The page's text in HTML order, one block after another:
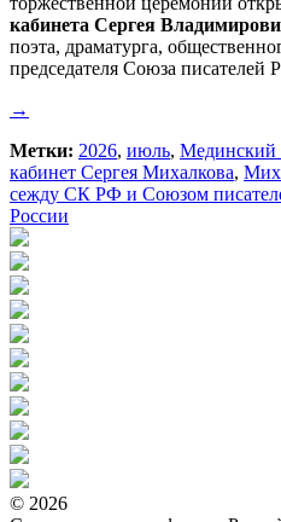
кабинета Сергея
поэта, драматурга,
председателя Союза писателей
→
Метки: 2026, июль, Мединский
кабинет Сергея Михалкова,
сежду СК РФ и Союзом
России
© 2026